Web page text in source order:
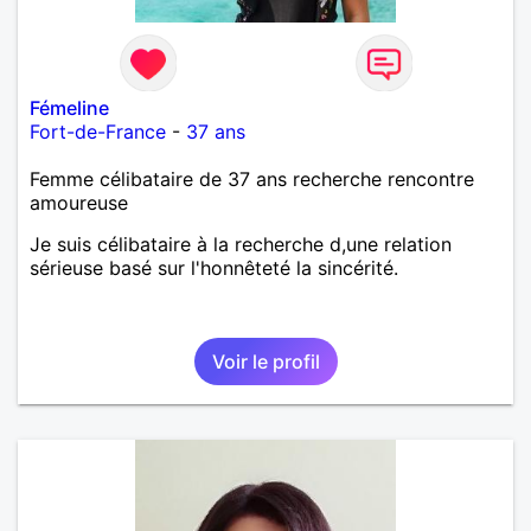
Fémeline
Fort-de-France - 37 ans
Femme célibataire de 37 ans recherche rencontre
amoureuse
Je suis célibataire à la recherche d,une relation
sérieuse basé sur l'honnêteté la sincérité.
Voir le profil